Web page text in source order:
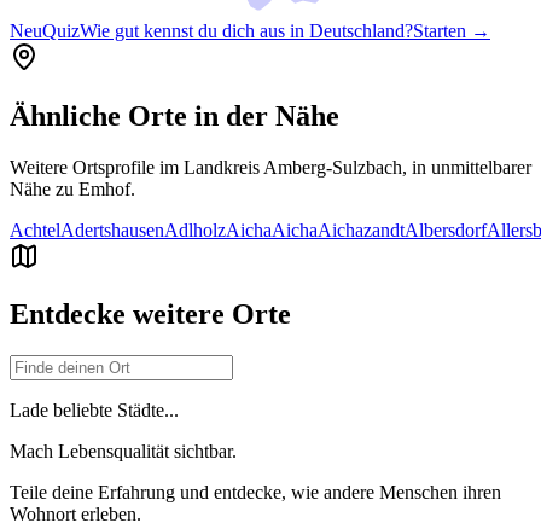
NeuQuizWie gut kennst du dich aus in Deutschland?Starten →
Ähnliche Orte in der Nähe
Weitere Ortsprofile im Landkreis Amberg-Sulzbach, in unmittelbarer
Nähe zu Emhof.
AchtelAdertshausenAdlholzAichaAichaAichazandtAlbersdorf
Entdecke weitere Orte
Lade beliebte Städte...
Mach Lebensqualität sichtbar.
Teile deine Erfahrung und entdecke, wie andere Menschen ihren
Wohnort erleben.